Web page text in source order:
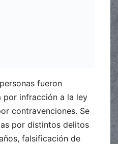
fueron
por infracción a la ley
contravenciones. Se
por distintos delitos
falsificación de